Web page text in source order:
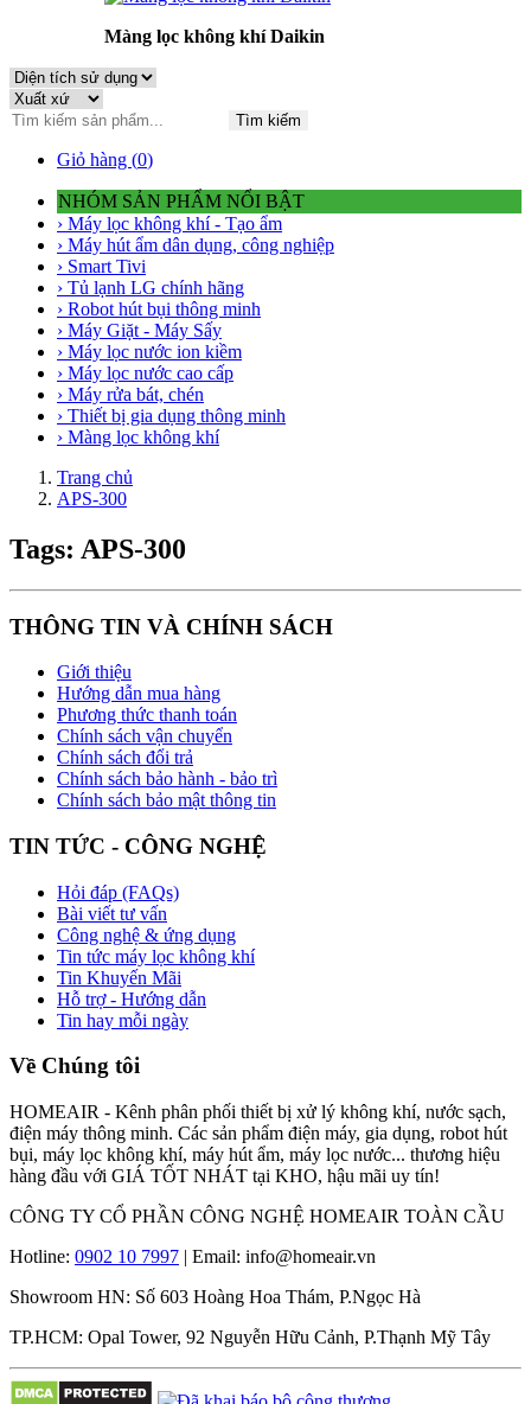
Màng lọc không khí Daikin
Tìm kiếm
Giỏ hàng (0)
NHÓM SẢN PHẨM NỔI BẬT
› Máy lọc không khí - Tạo ẩm
› Máy hút ẩm dân dụng, công nghiệp
› Smart Tivi
› Tủ lạnh LG chính hãng
› Robot hút bụi thông minh
› Máy Giặt - Máy Sấy
› Máy lọc nước ion kiềm
› Máy lọc nước cao cấp
› Máy rửa bát, chén
› Thiết bị gia dụng thông minh
› Màng lọc không khí
Trang chủ
APS-300
Tags: APS-300
THÔNG TIN VÀ CHÍNH SÁCH
Giới thiệu
Hướng dẫn mua hàng
Phương thức thanh toán
Chính sách vận chuyển
Chính sách đổi trả
Chính sách bảo hành - bảo trì
Chính sách bảo mật thông tin
TIN TỨC - CÔNG NGHỆ
Hỏi đáp (FAQs)
Bài viết tư vấn
Công nghệ & ứng dụng
Tin tức máy lọc không khí
Tin Khuyến Mãi
Hỗ trợ - Hướng dẫn
Tin hay mỗi ngày
Về Chúng tôi
HOMEAIR - Kênh phân phối thiết bị xử lý không khí, nước sạch,
điện máy thông minh. Các sản phẩm điện máy, gia dụng, robot hút
bụi, máy lọc không khí, máy hút ẩm, máy lọc nước... thương hiệu
hàng đầu với GIÁ TỐT NHÁT tại KHO, hậu mãi uy tín!
CÔNG TY CỔ PHẦN CÔNG NGHỆ HOMEAIR TOÀN CẦU
Hotline: 0902 10 7997 | Email: info@homeair.vn
Showroom HN: Số 603 Hoàng Hoa Thám, P.Ngọc Hà
TP.HCM: Opal Tower, 92 Nguyễn Hữu Cảnh, P.Thạnh Mỹ Tây